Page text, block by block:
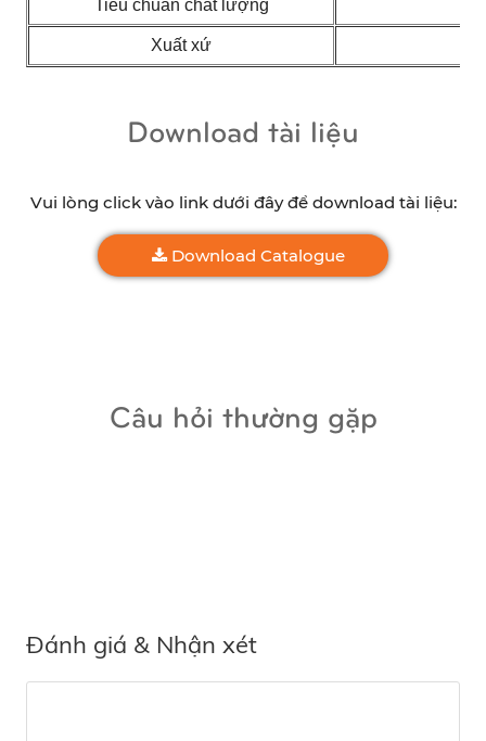
Tiêu chuẩn chất lượng
Xuất xứ
Download tài liệu
Vui lòng click vào link dưới đây để download tài liệu:
Download Catalogue
Câu hỏi thường gặp
Đánh giá & Nhận xét